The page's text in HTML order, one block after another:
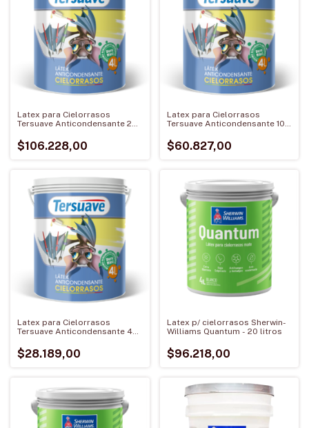
Latex para Cielorrasos
Tersuave Anticondensante 20
$106.228,00
Latex para Cielorrasos
Tersuave Anticondensante 10
$60.827,00
Latex para Cielorrasos
Tersuave Anticondensante 4
$28.189,00
Latex p/ cielorrasos Sherwin-
Williams Quantum - 20 litros
$96.218,00